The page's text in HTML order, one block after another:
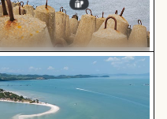
Östlicher Wellenbrecher in
Kołobrzeg mit Betonstrukturen
in Los
von Laem Haad Beach,